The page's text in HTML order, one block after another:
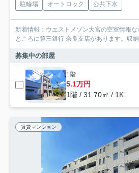
駐輪場 オートロック 公共下水
新着情報：ウエストメゾン大宮の空室情報
ところに第三銀行 奈良支店があります。収
募集中の部屋
1階
5.1万円
1階 / 31.70㎡ / 1K
賃貸マンション